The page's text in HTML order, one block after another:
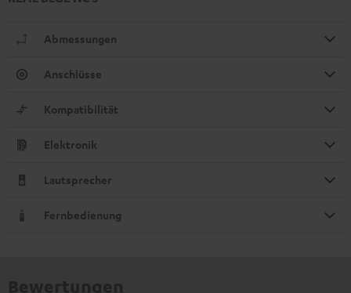
Abmessungen
Anschlüsse
Kompatibilität
Elektronik
Lautsprecher
Fernbedienung